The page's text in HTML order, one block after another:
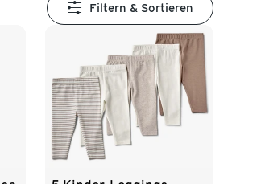
Filtern & Sortieren